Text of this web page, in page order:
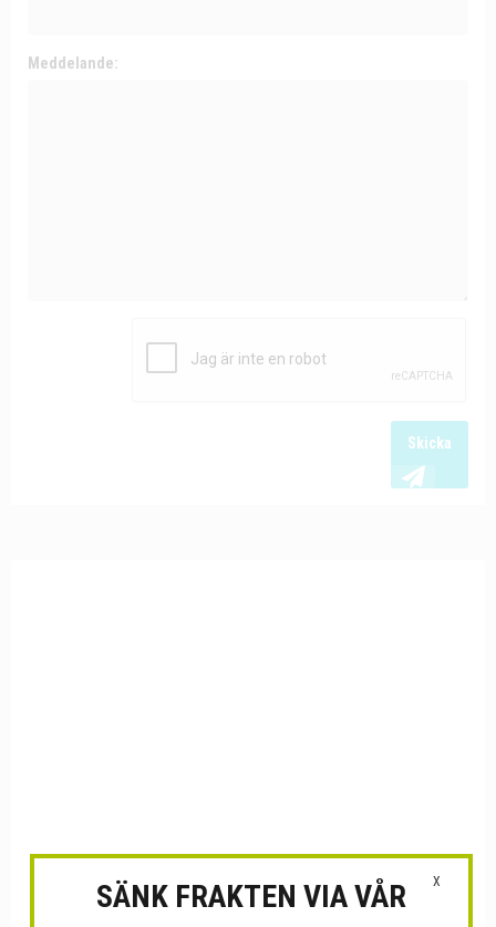
Meddelande:
Skicka
X
SÄNK FRAKTEN VIA VÅR